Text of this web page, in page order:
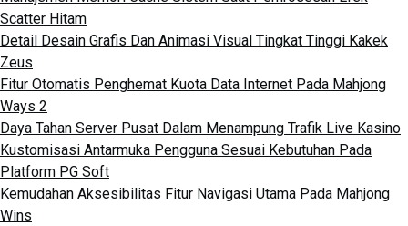
Scatter Hitam
Detail Desain Grafis Dan Animasi Visual Tingkat Tinggi Kakek
Zeus
Fitur Otomatis Penghemat Kuota Data Internet Pada Mahjong
Ways 2
Daya Tahan Server Pusat Dalam Menampung Trafik Live Kasino
Kustomisasi Antarmuka Pengguna Sesuai Kebutuhan Pada
Platform PG Soft
Kemudahan Aksesibilitas Fitur Navigasi Utama Pada Mahjong
Wins